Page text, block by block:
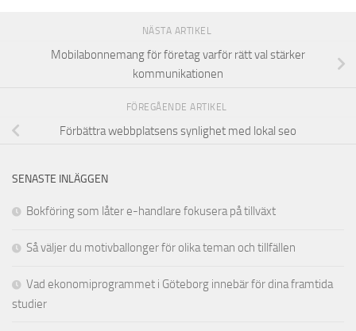
NÄSTA ARTIKEL
Mobilabonnemang för företag varför rätt val stärker
kommunikationen
FÖREGÅENDE ARTIKEL
Förbättra webbplatsens synlighet med lokal seo
SENASTE INLÄGGEN
Bokföring som låter e-handlare fokusera på tillväxt
Så väljer du motivballonger för olika teman och tillfällen
Vad ekonomiprogrammet i Göteborg innebär för dina framtida
studier